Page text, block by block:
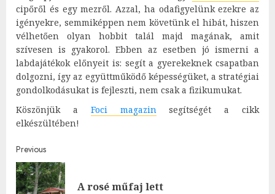
cipőről és egy mezről. Azzal, ha odafigyelünk ezekre az
igényekre, semmiképpen nem követünk el hibát, hiszen
vélhetően olyan hobbit talál majd magának, amit
szívesen is gyakorol. Ebben az esetben jó ismerni a
labdajátékok előnyeit is: segít a gyerekeknek csapatban
dolgozni, így az együttműködő képességüket, a stratégiai
gondolkodásukat is fejleszti, nem csak a fizikumukat.
Köszönjük a Foci magazin segítségét a cikk
elkészültében!
Post
navigation
Previous
A rosé műfaj lett